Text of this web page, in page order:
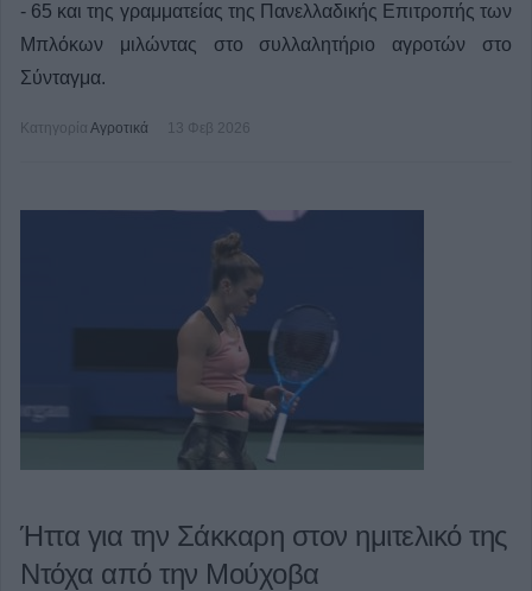
- 65 και της γραμματείας της Πανελλαδικής Επιτροπής των
Μπλόκων μιλώντας στο συλλαλητήριο αγροτών στο
Σύνταγμα.
Κατηγορία Αγροτικά 13 Φεβ 2026
Ήττα για την Σάκκαρη στον ημιτελικό της
Ντόχα από την Μούχοβα